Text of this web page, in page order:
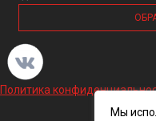
Политика
Мы